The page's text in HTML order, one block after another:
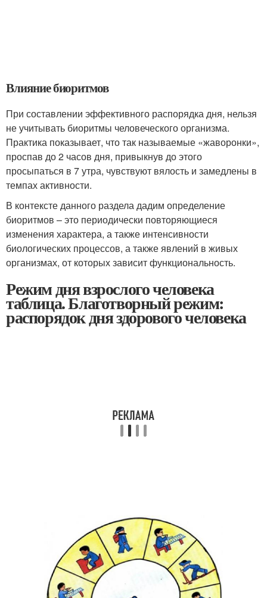
Влияние биоритмов
При составлении эффективного распорядка дня, нельзя
не учитывать биоритмы человеческого организма.
Практика показывает, что так называемые «жаворонки»,
проспав до 2 часов дня, привыкнув до этого
просыпаться в 7 утра, чувствуют вялость и замедлены в
темпах активности.
В контексте данного раздела дадим определение
биоритмов – это периодически повторяющиеся
изменения характера, а также интенсивности
биологических процессов, а также явлений в живых
организмах, от которых зависит функциональность.
Режим дня взрослого человека
таблица. Благотворный режим:
распорядок дня здорового человека